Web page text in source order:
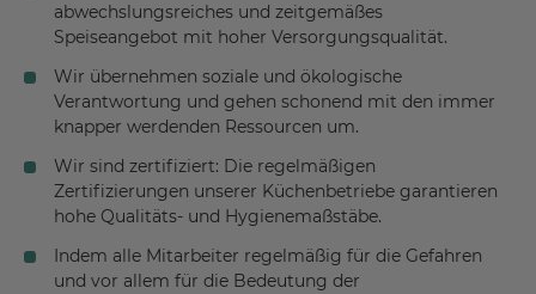
abwechslungsreiches und zeitgemäßes
Speiseangebot mit hoher Versorgungsqualität.
Wir übernehmen soziale und ökologische
Verantwortung und gehen schonend mit den immer
knapper werdenden Ressourcen um.
Wir sind zertifiziert: Die regelmäßigen
Zertifizierungen unserer Küchenbetriebe garantieren
hohe Qualitäts- und Hygienemaßstäbe.
Indem alle Mitarbeiter regelmäßig für die Gefahren
und vor allem für die Bedeutung der